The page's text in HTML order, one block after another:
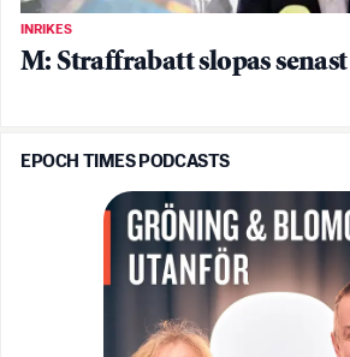
INRIKES
M: Straffrabatt slopas senast
EPOCH TIMES PODCASTS